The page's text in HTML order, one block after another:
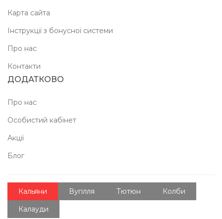
Карта сайта
Інструкції з бонусної системи
Про нас
Контакти
ДОДАТКОВО
Про нас
Особистий кабінет
Акції
Блог
Кальяни Вугілля Тютюн
Колби
Калауди